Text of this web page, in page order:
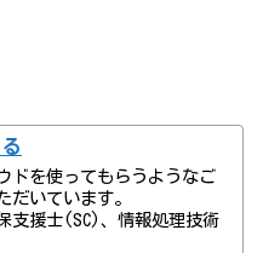
ドを使ってもらうようなご
だいています。
支援士(SC)、情報処理技術